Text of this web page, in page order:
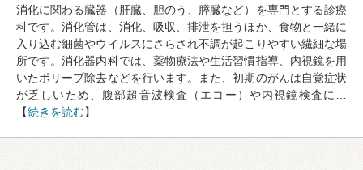
消化に関わる臓器（肝臓、胆のう、膵臓など）を専門とする診療
科です。消化管は、消化、吸収、排泄を担うほか、食物と一緒に
入り込む細菌やウイルスにさらされ不調が起こりやすい繊細な場
所です。消化器内科では、薬物療法や生活習慣指導、内視鏡を用
いたポリープ除去などを行います。また、初期のがんは自覚症状
が乏しいため、腹部超音波検査（エコー）や内視鏡検査に…
【続きを読む】